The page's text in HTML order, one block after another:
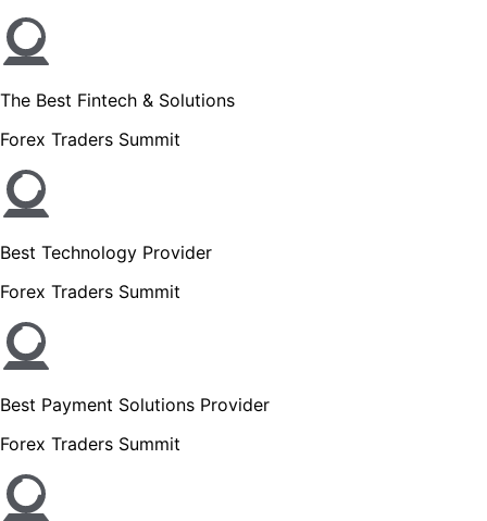
The Best Fintech & Solutions
Forex Traders Summit
Best Technology Provider
Forex Traders Summit
Best Payment Solutions Provider
Forex Traders Summit